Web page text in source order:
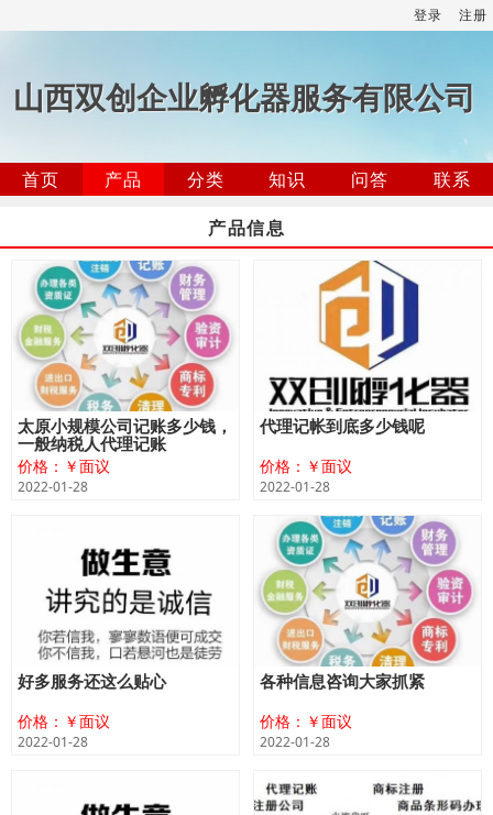
登录 注册
山西双创企业孵化器服务有限公司
首页 产品 分类 知识 问答
联系
产品信息
太原小规模公司记账多少钱，
一般纳税人代理记账
价格：￥面议
2022-01-28
代理记帐到底多少钱呢
价格：￥面议
2022-01-28
好多服务还这么贴心
价格：￥面议
2022-01-28
各种信息咨询大家抓紧
价格：￥面议
2022-01-28